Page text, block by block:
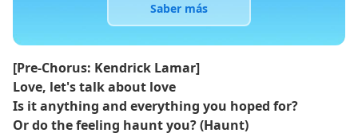
Saber más
[Pre-Chorus: Kendrick Lamar]
Love, let's talk about love
Is it anything and everything you hoped for?
Or do the feeling haunt you? (Haunt)